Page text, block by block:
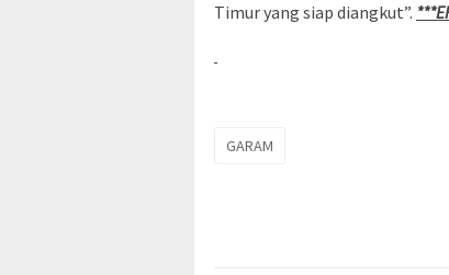
Timur yang siap diangkut”.
GARAM